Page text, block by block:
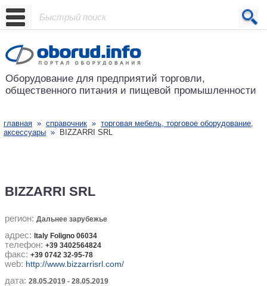
Проект основан в 2001 году
Оборудование для предприятий торговли,
общественного питания и пищевой промышленности
главная » справочник » торговая мебель, торговое оборудование,
аксессуары » BIZZARRI SRL
BIZZARRI SRL
регион: Дальнее зарубежье
адрес: Italy Foligno 06034
телефон: +39 3402564824
факс: +39 0742 32-95-78
web: http://www.bizzarrisrl.com/
дата: 28.05.2019 - 28.05.2019